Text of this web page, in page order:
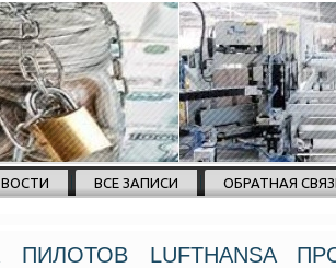
ВСЕ ЗАПИСИ ОБРАТНАЯ
ПИЛОТОВ LUFTHANSA